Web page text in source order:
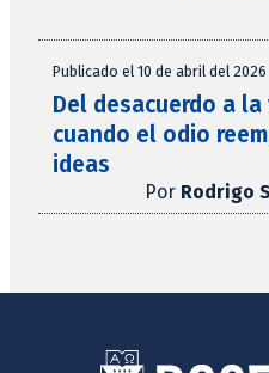
Publicado el 10 de abril del 2026
Del desacuerdo a
cuando el odio
ideas
Por Rodrigo